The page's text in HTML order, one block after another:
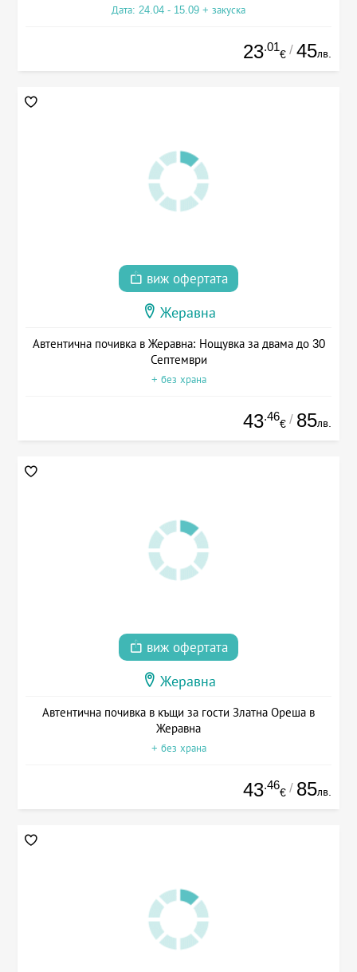
Дата: 24.04 - 15.09 + закуска
23.01
€ / 45лв.
виж офертата
Жеравна
Автентична почивка в Жеравна: Нощувка за двама до 30
Септември
+ без храна
43.46
€ / 85лв.
виж офертата
Жеравна
Автентична почивка в къщи за гости Златна Ореша в
Жеравна
+ без храна
43.46
€ / 85лв.